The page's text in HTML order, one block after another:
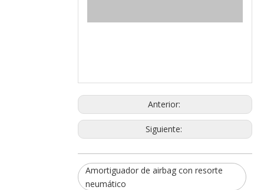
Anterior:
Siguiente:
Amortiguador de airbag con resorte
neumático